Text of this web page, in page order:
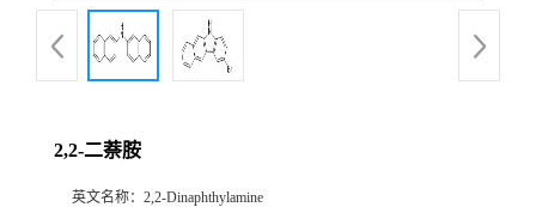
2,2-二萘胺
英文名称： 2,2-Dinaphthylamine